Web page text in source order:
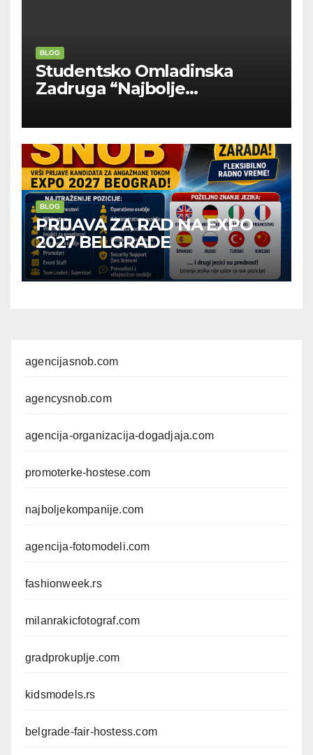
BLOG
Studentsko Omladinska
Zadruga “Najbolje
BLOG
PRIJAVA ZA RAD NA EXPO
2027 BELGRADE
agencijasnob.com
agencysnob.com
agencija-organizacija-dogadjaja.com
promoterke-hostese.com
najboljekompanije.com
agencija-fotomodeli.com
fashionweek.rs
milanrakicfotograf.com
gradprokuplje.com
kidsmodels.rs
belgrade-fair-hostess.com